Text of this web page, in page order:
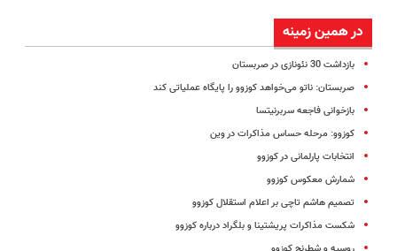
در همین زمینه
بازداشت 30 نئونازی در صربستان
صربستان: ناتو می‌خواهد کوزوو را پایگاه عملیاتی کند
بازخوانی فاجعه سربرنیتسا
کوزوو: مرحله حساس مذاکرات در وین
انتخابات پارلمانی در کوزوو
شمارش معکوس کوزوو
تصمیم هاشم تاچی بر اعلام استقلال کوزوو
شکست مذاکرات پریشتینا و بلگراد درباره کوزوو